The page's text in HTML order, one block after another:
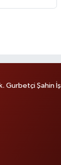
Gurbetçi Şahin İş